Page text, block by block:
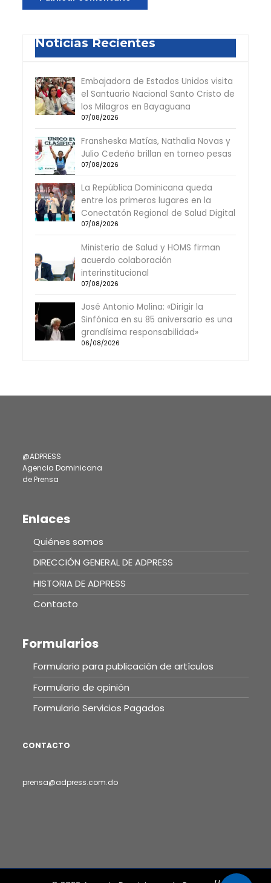
Noticias Recientes
Embajadora de Estados Unidos visita
el Santuario Nacional Santo Cristo de
los Milagros en Bayaguana
07/08/2026
Fransheska Matías, Nathalia Novas y
Julio Cedeño brillan en torneo pesas
07/08/2026
La República Dominicana queda
entre los primeros lugares en la
Conectatón Regional de Salud Digital
07/08/2026
Ministerio de Salud y HOMS firman
acuerdo colaboración
interinstitucional
07/08/2026
José Antonio Molina: «Dirigir la
Sinfónica en su 85 aniversario es una
grandísima responsabilidad»
06/08/2026
@ADPRESS
Agencia Dominicana
de Prensa
Enlaces
Quiénes somos
DIRECCIÓN GENERAL DE ADPRESS
HISTORIA DE ADPRESS
Contacto
Formularios
Formulario para publicación de artículos
Formulario de opinión
Formulario Servicios Pagados
CONTACTO
prensa@adpress.com.do